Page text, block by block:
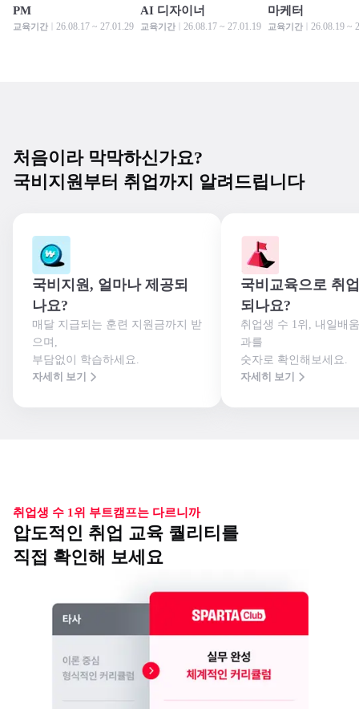
모집 중
모집 중
PM
교육기간 26.08.17 ~ 27.01.29
모집 중
모집 중
AI 디자이너
교육기간 26.08.17 ~ 27.01.19
모집 중
모집 중
마케터
교육기간 26.08.19 ~
처음이라 막막하신가요?
국비지원부터 취업까지 알려드립니다
국비지원, 얼마나 제공되
나요?
매달 지급되는 훈련 지원금까지 받
으며,
부담없이 학습하세요.
자세히 보기
국비교육으로 취
되나요?
취업생 수 1위, 내일배
과를
숫자로 확인해보세요.
자세히 보기
취업생 수 1위 부트캠프는 다르니까
압도적인 취업 교육 퀄리티를
직접 확인해 보세요